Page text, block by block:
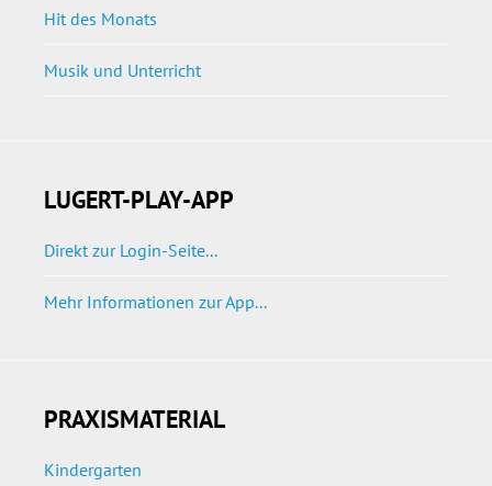
Hit des Monats
Musik und Unterricht
LUGERT-PLAY-APP
Direkt zur Login-Seite...
Mehr Informationen zur App...
PRAXISMATERIAL
Kindergarten